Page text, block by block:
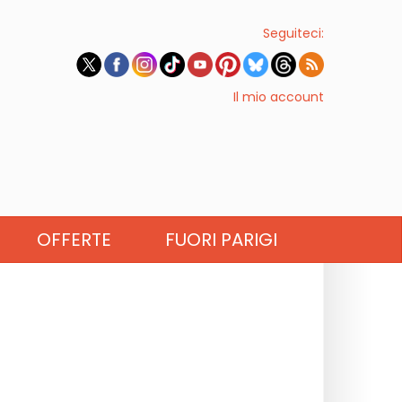
Seguiteci:
Il mio account
OFFERTE FUORI PARIGI